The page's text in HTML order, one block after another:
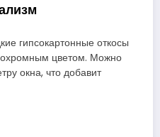
гипсокартонные откосы
цветом. Можно
окна, что добавит